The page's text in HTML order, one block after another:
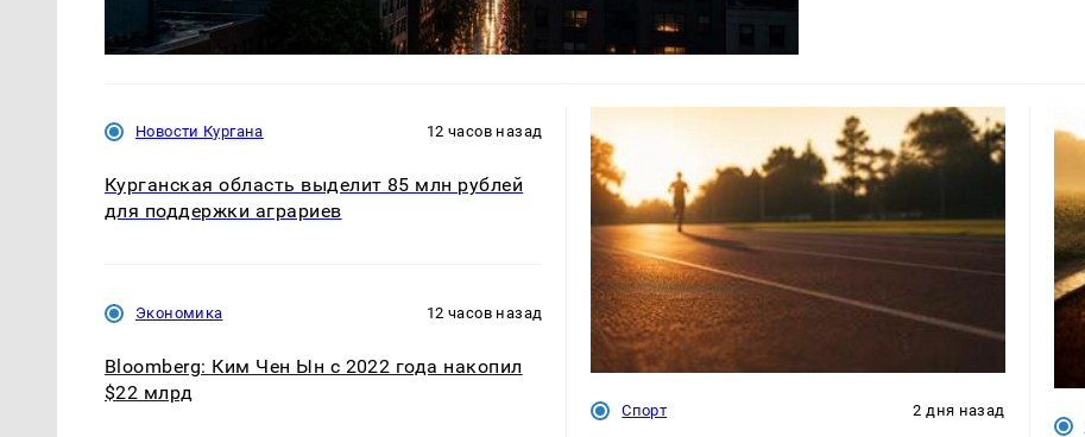
Новости Кургана 12 часов назад
Курганская область выделит 85 млн рублей
для поддержки аграриев
Экономика 12 часов назад
Bloomberg: Ким Чен Ын с 2022 года накопил
$22 млрд
Спорт 2 дня назад